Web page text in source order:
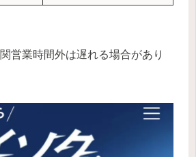
営業時間外は遅れる場合があり